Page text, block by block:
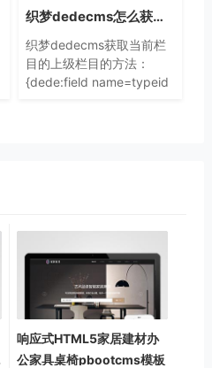
织梦dedecms怎么获取当前栏目的上级栏目的方法
织梦dedecms获取当前栏
目的上级栏目的方法：
{dede:field name=typeid
响应式HTML5家居建材办
公家具桌椅pbootcms模板